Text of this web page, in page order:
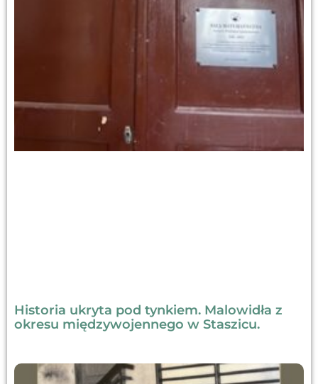
Historia ukryta pod tynkiem. Malowidła z
okresu międzywojennego w Staszicu.